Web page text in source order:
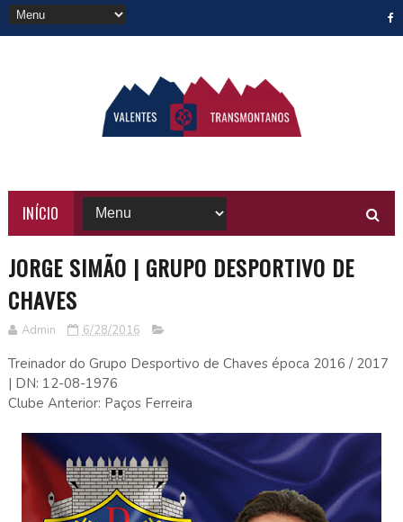
INÍCIO
JORGE SIMÃO | GRUPO DESPORTIVO DE
CHAVES
Admin 6/28/2016
Treinador do Grupo Desportivo de Chaves época 2016 / 2017
| DN: 12-08-1976
Clube Anterior: Paços Ferreira